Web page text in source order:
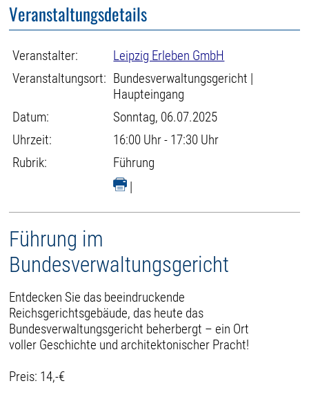
Veranstaltungsdetails
Veranstalter:
Leipzig Erleben GmbH
Veranstaltungsort: Bundesverwaltungsgericht |
Haupteingang
Datum:
Sonntag, 06.07.2025
Uhrzeit:
16:00 Uhr - 17:30 Uhr
Rubrik:
Führung
|
Führung im
Bundesverwaltungsgericht
Entdecken Sie das beeindruckende
Reichsgerichtsgebäude, das heute das
Bundesverwaltungsgericht beherbergt – ein Ort
voller Geschichte und architektonischer Pracht!
Preis: 14,-€